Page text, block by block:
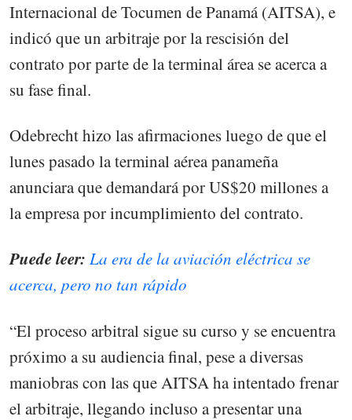
Internacional de Tocumen de Panamá (AITSA), e
indicó que un arbitraje por la rescisión del
contrato por parte de la terminal área se acerca a
su fase final.
Odebrecht hizo las afirmaciones luego de que el
lunes pasado la terminal aérea panameña
anunciara que demandará por US$20 millones a
la empresa por incumplimiento del contrato.
Puede leer: La era de la aviación eléctrica se
acerca, pero no tan rápido
“El proceso arbitral sigue su curso y se encuentra
próximo a su audiencia final, pese a diversas
maniobras con las que AITSA ha intentado frenar
el arbitraje, llegando incluso a presentar una